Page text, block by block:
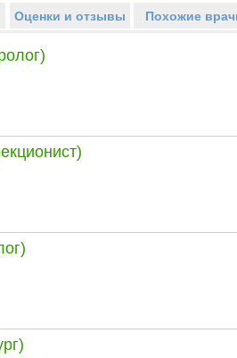
Оценки и отзывы Похожие